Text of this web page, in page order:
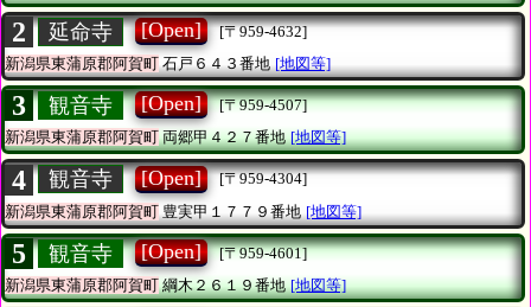
2 延命寺 [Open]
[〒959-4632]
新潟県東蒲原郡阿賀町石戸６４３番地 [地図等]
3 観音寺 [Open]
[〒959-4507]
新潟県東蒲原郡阿賀町両郷甲４２７番地 [地図等]
4 観音寺 [Open]
[〒959-4304]
新潟県東蒲原郡阿賀町 豊実甲１７７９番地 [地図等]
5 観音寺 [Open]
[〒959-4601]
新潟県東蒲原郡阿賀町綱木２６１９番地 [地図等]